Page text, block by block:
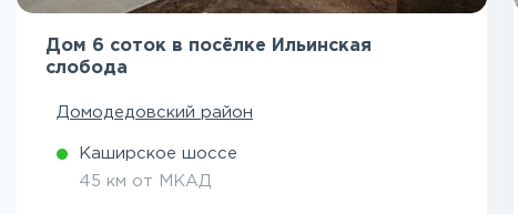
Дом 6 соток в посёлке Ильинская
слобода
Домодедовский район
Каширское шоссе
45 км от МКАД